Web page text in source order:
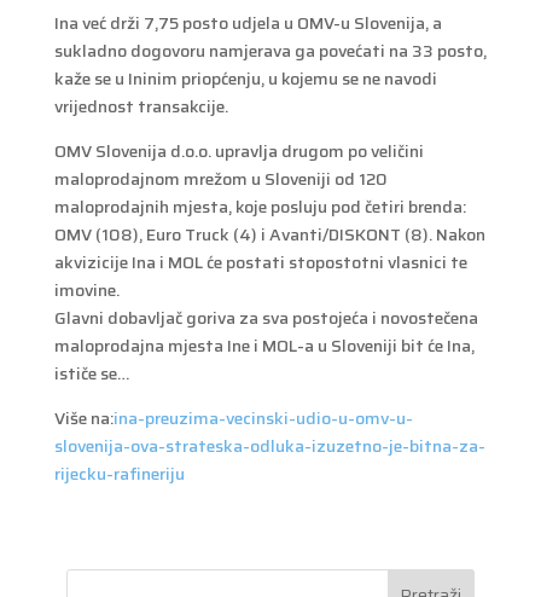
Ina već drži 7,75 posto udjela u OMV-u Slovenija, a
sukladno dogovoru namjerava ga povećati na 33 posto,
kaže se u Ininim priopćenju, u kojemu se ne navodi
vrijednost transakcije.
OMV Slovenija d.o.o. upravlja drugom po veličini
maloprodajnom mrežom u Sloveniji od 120
maloprodajnih mjesta, koje posluju pod četiri brenda:
OMV (108), Euro Truck (4) i Avanti/DISKONT (8). Nakon
akvizicije Ina i MOL će postati stopostotni vlasnici te
imovine.
Glavni dobavljač goriva za sva postojeća i novostečena
maloprodajna mjesta Ine i MOL-a u Sloveniji bit će Ina,
ističe se…
Više na:ina-preuzima-vecinski-udio-u-omv-u-
slovenija-ova-strateska-odluka-izuzetno-je-bitna-za-
rijecku-rafineriju